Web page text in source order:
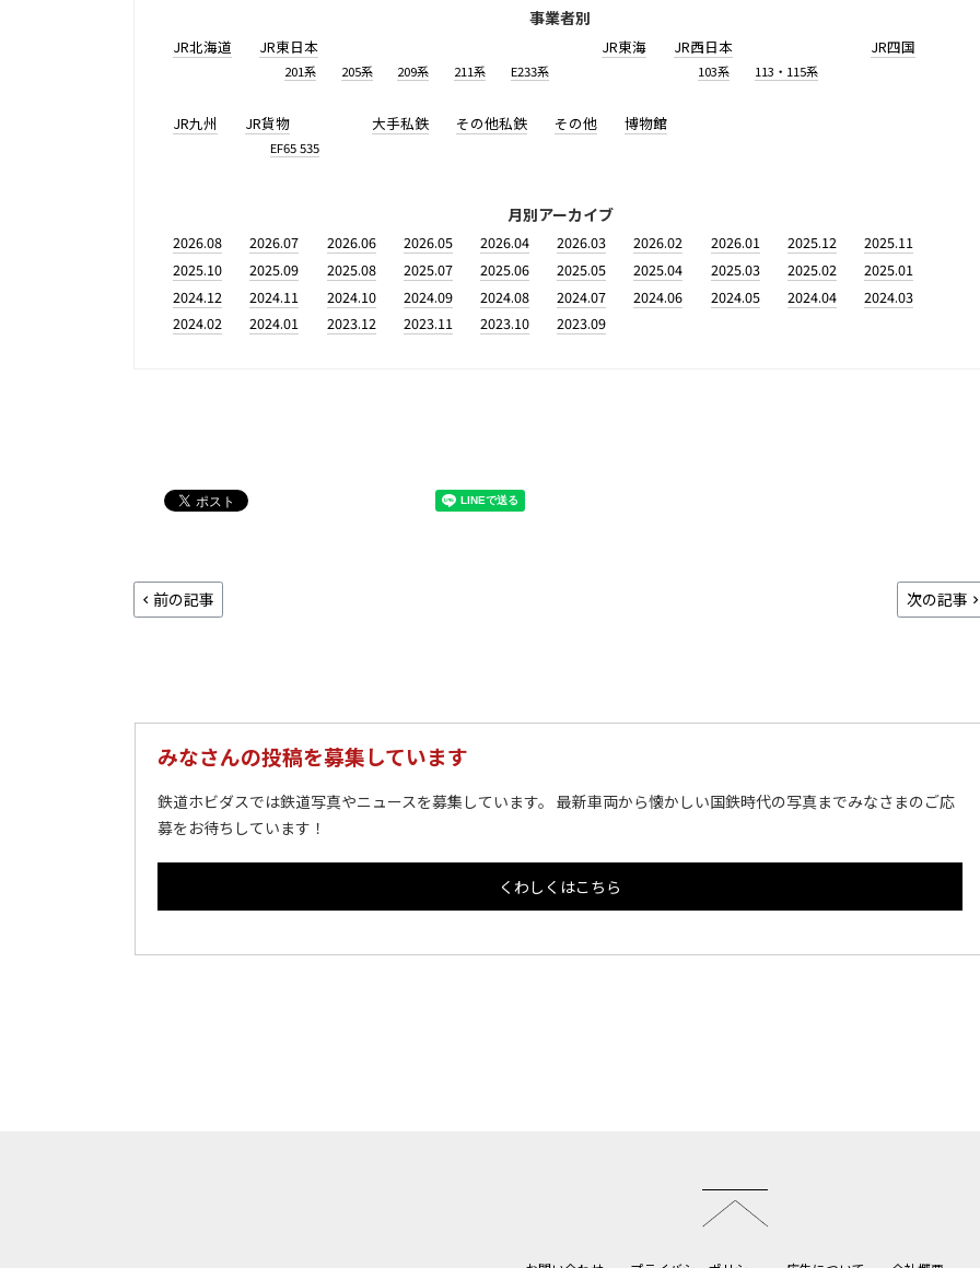
事業者別
JR北海道 JR東日本
201系 205系 209系 211系 E233系
JR東海 JR西日本
103系 113・115系
JR四国
JR九州 JR貨物
EF65 535
大手私鉄 その他私鉄 その他 博物館
月別アーカイブ
2026.08 2026.07 2026.06 2026.05 2026.04 2026.03 2026.02 2026.01 2025.12
2025.11
2025.10
2025.09 2025.08 2025.07 2025.06 2025.05 2025.04 2025.03 2025.02
2025.01
2024.12
2024.11 2024.10 2024.09 2024.08 2024.07 2024.06 2024.05 2024.04
2024.03
2024.02
2024.01 2023.12 2023.11 2023.10 2023.09
前の記事 次の記事
みなさんの投稿を募集しています
鉄道ホビダスでは鉄道写真やニュースを募集しています。 最新車両から懐かしい国鉄時代の写真までみなさまのご応
募をお待ちしています！
くわしくはこちら